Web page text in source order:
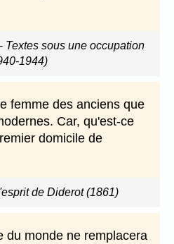
Textes sous une occupation
1944)
femme des anciens que
Car, qu'est-ce
domicile de
de Diderot (1861)
du monde ne remplacera